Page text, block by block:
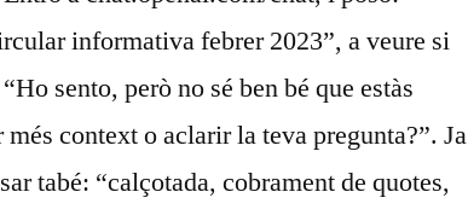
informativa febrer 2023”, a veure si
sento, però no sé ben bé que estàs
context o aclarir la teva pregunta?”. Ja
tabé: “calçotada, cobrament de quotes,